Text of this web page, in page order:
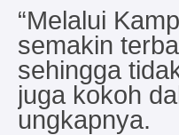
“Melalui
semakin
sehingga
juga kokoh
ungkapnya.